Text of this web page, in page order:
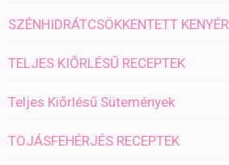
SZÉNHIDRÁTCSÖKKENTETT KENYÉR
TELJES KIŐRLÉSŰ RECEPTEK
Teljes Kiőrlésű Sütemények
TOJÁSFEHÉRJÉS RECEPTEK